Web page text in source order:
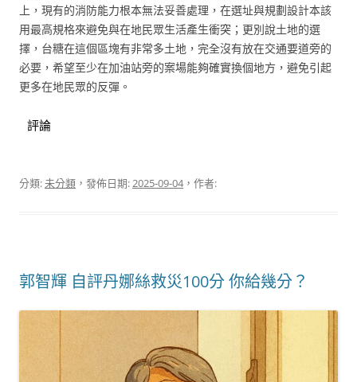
上，現有的消防能力根本無法妥善處理，在選址與規劃設計本該
用最高規格來避免與在地民眾生活產生衝突；更別說土地的選
擇，台糖在這個區塊有非常多土地，完全沒有放在交通要道旁的
必要，希望至少在加油站旁的案場能夠確實換個地方，避免引起
更多在地民眾的反彈。
評論
分類:未分類 ，發佈日期:2025-09-04，作者:
郭智輝 自評丹娜絲救災100分 你給幾分？